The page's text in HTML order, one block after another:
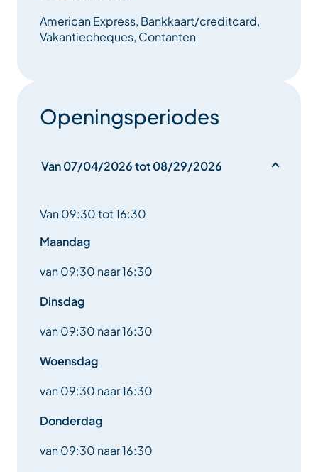
American Express, Bankkaart/creditcard,
Vakantiecheques, Contanten
Openingsperiodes
Van 07/04/2026 tot 08/29/2026
Van 09:30 tot 16:30
Maandag
van 09:30 naar 16:30
Dinsdag
van 09:30 naar 16:30
Woensdag
van 09:30 naar 16:30
Donderdag
van 09:30 naar 16:30